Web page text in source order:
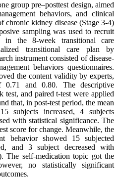
group pre–posttest design, aimed
behaviors, and clinical
chronic kidney disease (Stage 3-4)
sampling was used to recruit
in the 8-week transitional care
transitional care plan by
instrument consisted of disease-
behaviors questionnaires.
the content validity by experts,
and 0.80. The descriptive
test, and paired t-test were applied
that, in post-test period, the mean
subjects increased, 4 subjects
with statistical significance. The
score for change. Meanwhile, the
behavior showed 15 subjected
and 3 subject decreased with
The self-medication topic got the
no statistically significant